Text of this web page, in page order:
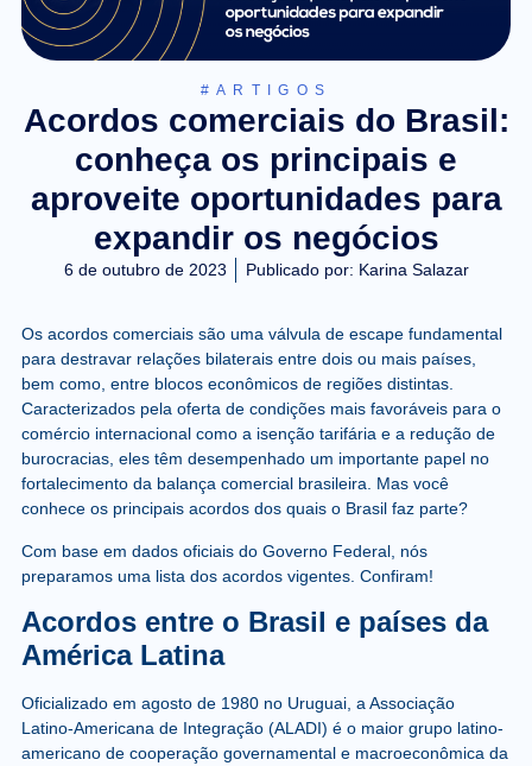
#ARTIGOS
Acordos comerciais do Brasil:
conheça os principais e
aproveite oportunidades para
expandir os negócios
6 de outubro de 2023 Publicado por: Karina Salazar
Os acordos comerciais são uma válvula de escape fundamental
para destravar relações bilaterais entre dois ou mais países,
bem como, entre blocos econômicos de regiões distintas.
Caracterizados pela oferta de condições mais favoráveis para o
comércio internacional como a isenção tarifária e a redução de
burocracias, eles têm desempenhado um importante papel no
fortalecimento da balança comercial brasileira. Mas você
conhece os principais acordos dos quais o Brasil faz parte?
Com base em dados oficiais do Governo Federal, nós
preparamos uma lista dos acordos vigentes. Confiram!
Acordos entre o Brasil e países da
América Latina
Oficializado em agosto de 1980 no Uruguai, a Associação
Latino-Americana de Integração (ALADI) é o maior grupo latino-
americano de cooperação governamental e macroeconômica da